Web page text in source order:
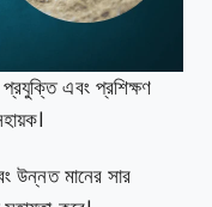
এবং প্রশিক্ষণ
উন্নত মানের সার